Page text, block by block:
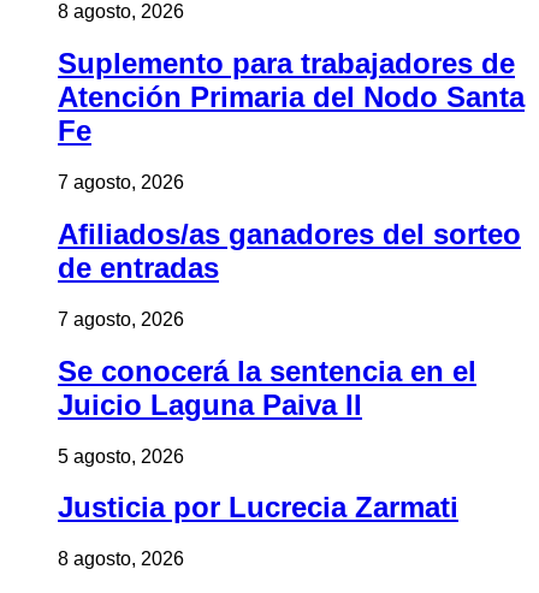
8 agosto, 2026
Suplemento para trabajadores de
Atención Primaria del Nodo Santa
Fe
7 agosto, 2026
Afiliados/as ganadores del sorteo
de entradas
7 agosto, 2026
Se conocerá la sentencia en el
Juicio Laguna Paiva II
5 agosto, 2026
Justicia por Lucrecia Zarmati
8 agosto, 2026